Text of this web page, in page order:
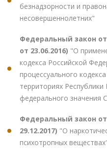
безнадзорности и
несовершеннолетних"
Федеральный закон от
от 23.06.2016) "О
кодекса Российской
процессуального
территориях
федерального значения
Федеральный закон от
29.12.2017) "О
психотропных